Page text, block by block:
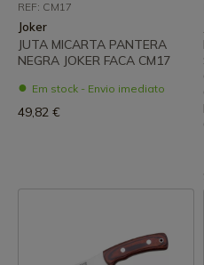
REF: CM17
Joker
JUTA MICARTA PANTERA
NEGRA JOKER FACA CM17
Em stock - Envio imediato
49,82 €